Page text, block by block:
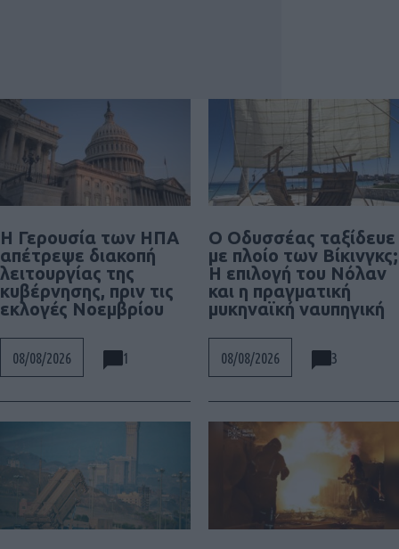
Η Γερουσία των ΗΠΑ
απέτρεψε διακοπή
λειτουργίας της
κυβέρνησης, πριν τις
εκλογές Νοεμβρίου
08/08/2026 1
Ο Οδυσσέας ταξίδευε
με πλοίο των Βίκινγκς;
Η επιλογή του Νόλαν
και η πραγματική
μυκηναϊκή ναυπηγική
08/08/2026 3